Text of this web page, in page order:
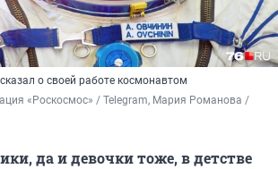
о своей работе космонавтом
да и девочки тоже, в детстве